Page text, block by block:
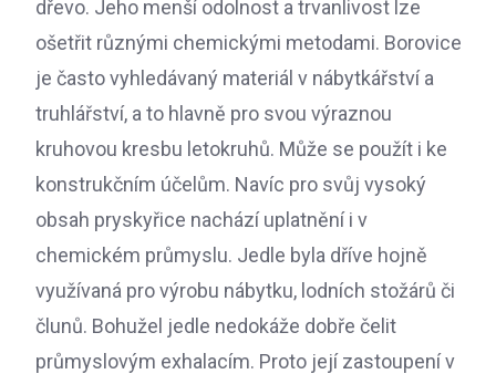
dřevo. Jeho menší odolnost a trvanlivost lze
ošetřit různými chemickými metodami. Borovice
je často vyhledávaný materiál v nábytkářství a
truhlářství, a to hlavně pro svou výraznou
kruhovou kresbu letokruhů. Může se použít i ke
konstrukčním účelům. Navíc pro svůj vysoký
obsah pryskyřice nachází uplatnění i v
chemickém průmyslu. Jedle byla dříve hojně
využívaná pro výrobu nábytku, lodních stožárů či
člunů. Bohužel jedle nedokáže dobře čelit
průmyslovým exhalacím. Proto její zastoupení v